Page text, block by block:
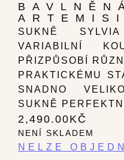
SUKNĚ
VARIABILNÍ
PŘIZPŮSOBÍ
PRAKTICKÉMU
SNADNO
SUKNĚ
2,490.00KČ
NENÍ SKLADEM